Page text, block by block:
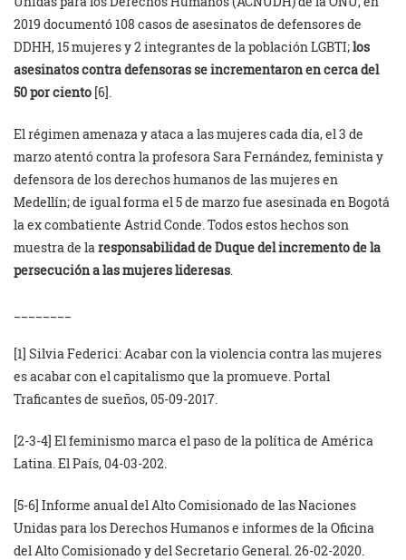
2019 documentó 108 casos de asesinatos de defensores de
DDHH, 15 mujeres y 2 integrantes de la población LGBTI;los
asesinatos contra defensoras se incrementaron en cerca del
50 por ciento [6].
El régimen amenaza y ataca a las mujeres cada día, el 3 de
marzo atentó contra la profesora Sara Fernández, feminista y
defensora de los derechos humanos de las mujeres en
Medellín; de igual forma el 5 de marzo fue asesinada en Bogotá
la ex combatiente Astrid Conde. Todos estos hechos son
muestra de laresponsabilidad de Duque del incremento de la
persecución a las mujeres lideresas.
[1] Silvia Federici: Acabar con la violencia contra las mujeres
es acabar con el capitalismo que la promueve. Portal
Traficantes de sueños, 05-09-2017.
[2-3-4] El feminismo marca el paso de la política de América
Latina. El País, 04-03-202.
[5-6] Informe anual del Alto Comisionado de las Naciones
Unidas para los Derechos Humanos e informes de la Oficina
del Alto Comisionado y del Secretario General. 26-02-2020.